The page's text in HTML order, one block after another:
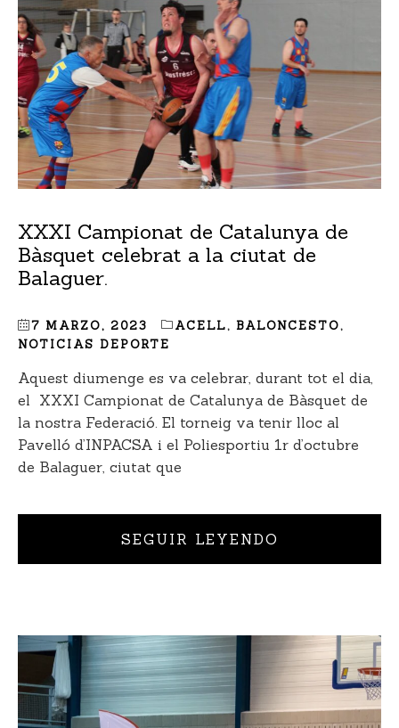
XXXI Campionat de Catalunya de
Bàsquet celebrat a la ciutat de
Balaguer.
7 MARZO, 2023 ACELL, BALONCESTO,
NOTICIAS DEPORTE
Aquest diumenge es va celebrar, durant tot el dia,
el XXXI Campionat de Catalunya de Bàsquet de
la nostra Federació. El torneig va tenir lloc al
Pavelló d’INPACSA i el Poliesportiu 1r d’octubre
de Balaguer, ciutat que
SEGUIR LEYENDO